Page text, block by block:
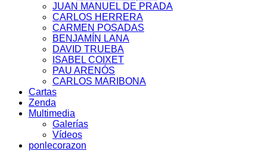
JUAN MANUEL DE PRADA
CARLOS HERRERA
CARMEN POSADAS
BENJAMÍN LANA
DAVID TRUEBA
ISABEL COIXET
PAU ARENÓS
CARLOS MARIBONA
Cartas
Zenda
Multimedia
Galerías
Vídeos
ponlecorazon